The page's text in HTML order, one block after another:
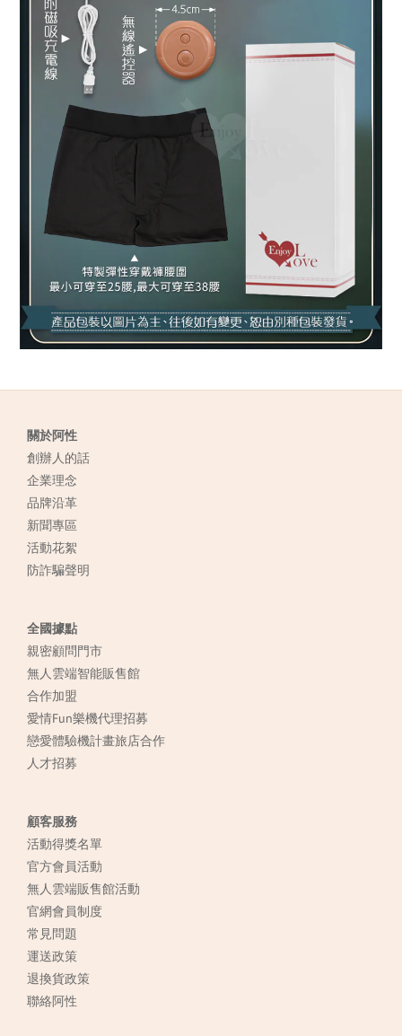
關於阿性
創辦人的話
企業理念
品牌沿革
新聞專區
活動花絮
防詐騙聲明
全國據點
親密顧問門市
無人雲端智能販售館
合作加盟
愛情Fun樂機代理招募
戀愛體驗機計畫旅店合作
人才招募
顧客服務
活動得獎名單
官方會員活動
無人雲端販售館活動
官網會員制度
常見問題
運送政策
退換貨政策
聯絡阿性